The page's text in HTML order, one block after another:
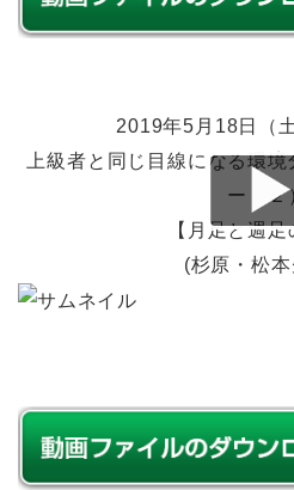
2019年5月18日（
上級者と同じ目線になる環
ート２
【月足と週足
(杉原・松本